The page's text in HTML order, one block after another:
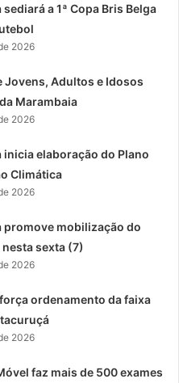
a 1ª Copa Bris Belga
2026
Jovens, Adultos e Idosos
Marambaia
2026
inicia elaboração do Plano
Climática
2026
promove mobilização do
sexta (7)
2026
ordenamento da faixa
2026
faz mais de 500 exames